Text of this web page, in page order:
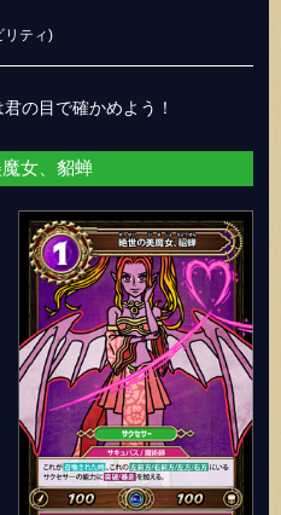
リティ)
君の目で確かめよう！
女、貂蝉